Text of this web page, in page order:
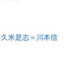
米是志＝川本信